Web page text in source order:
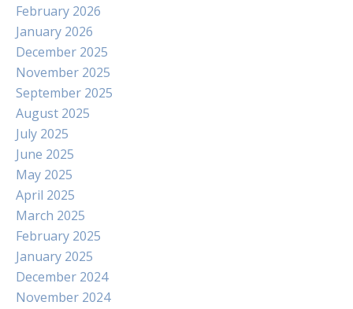
February 2026
January 2026
December 2025
November 2025
September 2025
August 2025
July 2025
June 2025
May 2025
April 2025
March 2025
February 2025
January 2025
December 2024
November 2024